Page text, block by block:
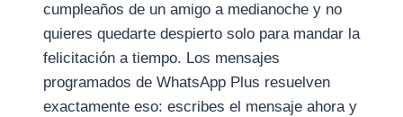
cumpleaños de un amigo a medianoche y no
quieres quedarte despierto solo para mandar la
felicitación a tiempo. Los mensajes
programados de WhatsApp Plus resuelven
exactamente eso: escribes el mensaje ahora y